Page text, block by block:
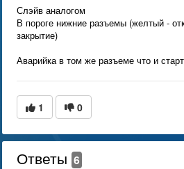
Слэйв аналогом
В пороге нижние разъемы (желтый -
закрытие)
Аварийка в том же разъеме что и
1 0
Ответы 6